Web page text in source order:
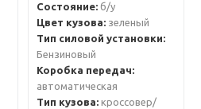
Состояние:б/у
Цвет кузова:зеленый
Тип силовой установки:
Бензиновый
Коробка передач:
автоматическая
Тип кузова:кроссовер/